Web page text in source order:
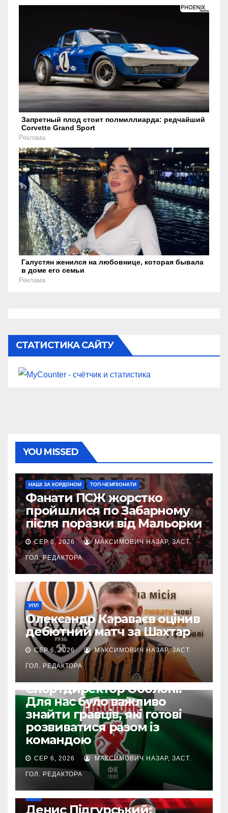
Запретный плод стоит полмиллиарда: редчайший
Corvette Grand Sport
Реклама
Галустян женился на любовнице, которая бывала
в доме его семьи
Реклама
СТАТИСТИКА САЙТУ
YOU MISSED
НАШІ ЗА КОРДОНОМ ТОП-ЧЕМПІОНАТИ
Фанати ПСЖ жорстко
пройшлися по Забарному
після поразки від Мальорки
СЕР 6, 2026 МАКСИМОВИЧ НАЗАР, ЗАСТ.
ГОЛ. РЕДАКТОРА
УПЛ
Олександр Караваєв оцінив
дебютний матч за Шахтар
СЕР 6, 2026 МАКСИМОВИЧ НАЗАР, ЗАСТ.
ГОЛ. РЕДАКТОРА
Спортдиректор Оболоні:
Для нас було важливо
знайти гравців, які готові
розвиватися разом із
командою
СЕР 6, 2026 МАКСИМОВИЧ НАЗАР, ЗАСТ.
ГОЛ. РЕДАКТОРА
Денис Підгурський: